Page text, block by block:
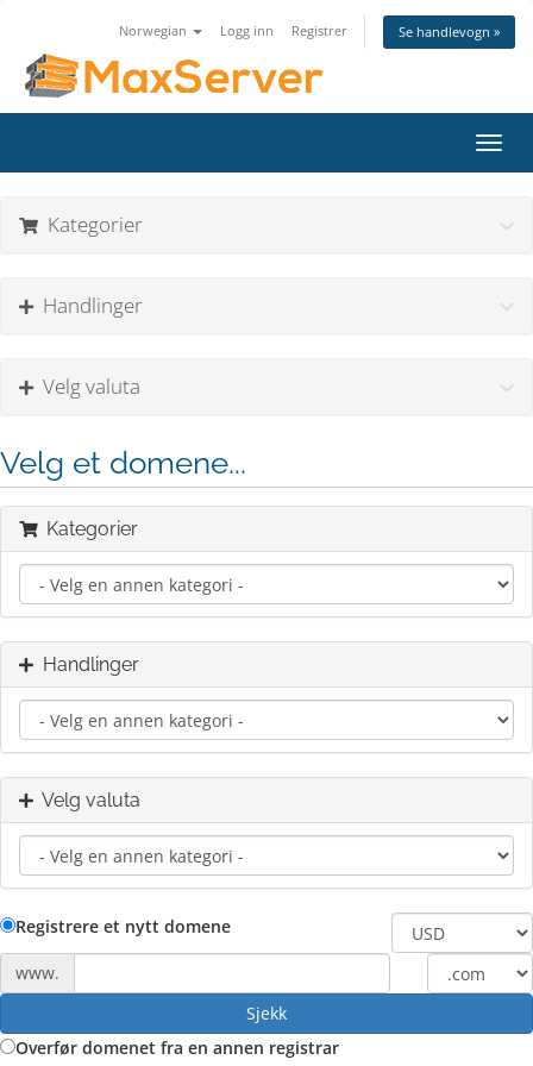
Norwegian Logg inn Registrer Se handlevogn »
Bytt
Kategorier
Handlinger
Velg valuta
Velg et domene...
Kategorier
Handlinger
Velg valuta
Registrere et nytt domene
www.
Sjekk
Overfør domenet fra en annen registrar